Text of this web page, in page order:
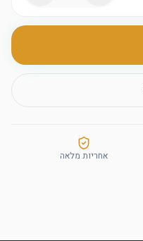
אחריות מלאה